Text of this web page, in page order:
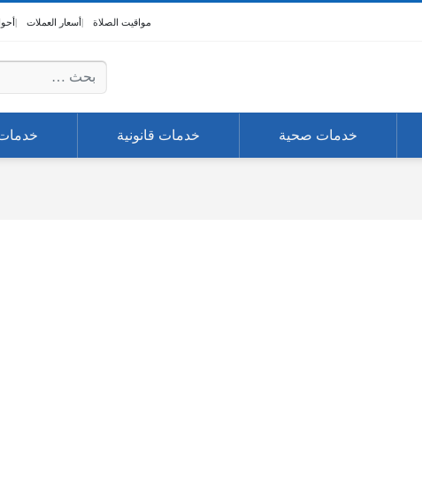
مواقيت الصلاة أسعار العملات
البحث عن:
خدمات صحية خدمات قانونية